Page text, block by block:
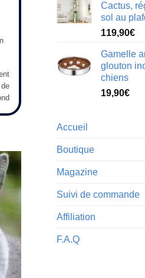
Cactus,
sol au
119,90€
Gamelle
glouton
chiens
19,90€
Accueil
Boutique
Magazine
Suivi de commande
Affiliation
F.A.Q